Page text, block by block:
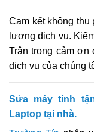
Cam kết không thu
lượng dịch vụ.
Trân trọng cảm
dịch vụ của chúng
Sửa máy tính
Laptop tại nhà.